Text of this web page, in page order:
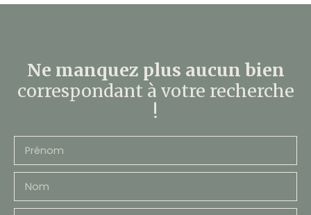
Ne manquez plus aucun bien
correspondant à votre recherche
!
Prénom
Nom